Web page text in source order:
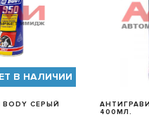
ПРОСМОТР
В НАЛИЧИИ
СЕРЫЙ
400МЛ.